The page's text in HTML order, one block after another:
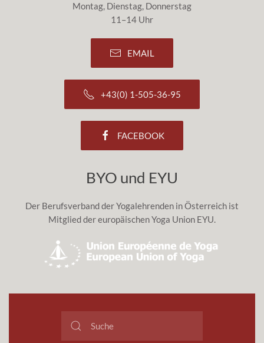
Montag, Dienstag, Donnerstag
11–14 Uhr
EMAIL
+43(0) 1-505-36-95
FACEBOOK
BYO und EYU
Der Berufsverband der Yogalehrenden in Österreich ist
Mitglied der europäischen Yoga Union EYU.